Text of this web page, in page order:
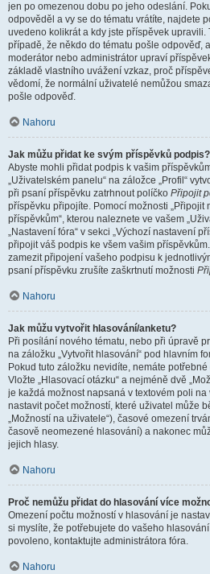
jen po omezenou dobu po jeho odeslání.
odpověděl a vy se do tématu vrátíte, najdete
uvedeno kolikrát a kdy jste příspěvek upravili.
případě, že někdo do tématu pošle odpověď,
moderátor nebo administrátor upraví
základě vlastního uvážení vzkaz, proč
vědomí, že normální uživatelé nemůžou
pošle odpověď.
Nahoru
Jak můžu přidat ke svým příspěvků podpis?
Abyste mohli přidat podpis k vašim
„Uživatelském panelu“ na záložce „Profil“
při psaní příspěvku zatrhnout políčko Připojit
příspěvku připojíte. Pomocí možnosti „Připojit
příspěvkům“, kterou naleznete ve vašem
„Nastavení fóra“ v sekci „Výchozí nastavení
připojit váš podpis ke všem vašim
zamezit připojení vašeho podpisu k
psaní příspěvku zrušíte zaškrtnutí možnosti
Nahoru
Jak můžu vytvořit hlasování/anketu?
Při posílání nového tématu, nebo při úpravě
na záložku „Vytvořit hlasování“ pod hlavním
Pokud tuto záložku nevidíte, nemáte
Vložte „Hlasovací otázku“ a nejméně dvě
je každá možnost napsaná v textovém poli
nastavit počet možností, které uživatel může
„Možností na uživatele“), časové omezení
časově neomezené hlasování) a nakonec
jejich hlasy.
Nahoru
Proč nemůžu přidat do hlasování více
Omezení počtu možností v hlasování je
si myslíte, že potřebujete do vašeho
povoleno, kontaktujte administrátora fóra.
Nahoru